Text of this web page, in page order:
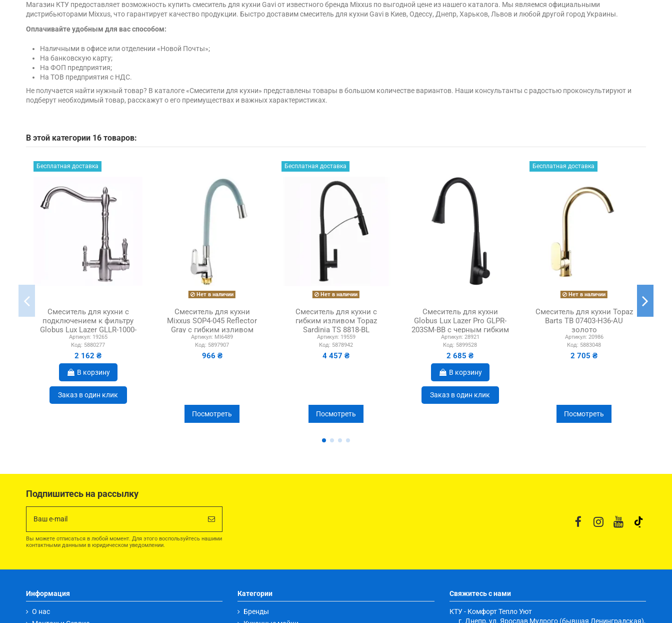
Магазин КТУ предоставляет возможность купить смеситель для кухни Gavi от известного бренда Mixxus по выгодной цене из нашего каталога. Мы являемся официальными
дистрибьюторами Mixxus, что гарантирует качество продукции. Быстро доставим смеситель для кухни Gavi в Киев, Одессу, Днепр, Харьков, Львов и любой другой город Украины.
Оплачивайте удобным для вас способом:
Наличными в офисе или отделении «Новой Почты»;
На банковскую карту;
На ФОП предприятия;
На ТОВ предприятия с НДС.
Не получается найти нужный товар? В каталоге «Смесители для кухни» представлены товары в большом количестве вариантов. Наши консультанты с радостью проконсультируют и
подберут необходимый товар, расскажут о его преимуществах и важных характеристиках.
В этой категории 16 товаров:
Бесплатная доставка
Смеситель для кухни с
подключением к фильтру
Globus Lux Lazer GLLR-1000-
8-STSteel...
Артикул: 19265
Код: 5880277
2 162 ₴
В корзину
Заказ в один клик
Нет в наличии
Смеситель для кухни
Mixxus SOP4-045 Reflector
Gray с гибким изливом
Артикул: MI6489
Код: 5897907
966 ₴
Посмотреть
Бесплатная доставка
Нет в наличии
Смеситель для кухни с
гибким изливом Topaz
Sardinia TS 8818-BL
гофрогусак
Артикул: 19559
Код: 5878942
4 457 ₴
Посмотреть
Смеситель для кухни
Globus Lux Lazer Pro GLPR-
203SM-BB с черным гибким
изливом
Артикул: 28921
Код: 5899528
2 685 ₴
В корзину
Заказ в один клик
Бесплатная доставка
Нет в наличии
Смеситель для кухни Topaz
Barts TB 07403-H36-AU
золото
Артикул: 20986
Код: 5883048
2 705 ₴
Посмотреть
Подпишитесь на рассылку
Вы можете отписаться в любой момент. Для этого воспользуйтесь нашими
контактными данными в юридическом уведомлении.
Информация
О нас
Категории
Бренды
Свяжитесь с нами
КТУ - Комфорт Тепло Уют
г. Днепр, ул. Ярослав Мудрого (бывшая Ленинградская),